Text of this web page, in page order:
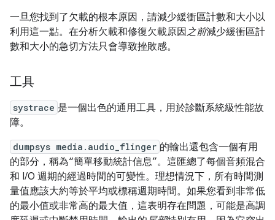
一旦您找到了欠載的根本原因，請減少緩衝區計數和大小以
利用這一點。在分析欠載和修復欠載原因之前減少緩衝區計
數和大小的急切方法只會導致挫敗感。
工具
systrace 是一個出色的通用工具，用於診斷系統級性能故
障。
dumpsys media.audio_flinger 的輸出還包含一個有用
的部分，稱為“簡單移動統計信息”。這匯總了每個音頻混合
和 I/O 週期的經過時間的可變性。理想情況下，所有時間測
量值應該大約等於平均或標稱週期時間。如果您看到非常低
的最小值或非常高的最大值，這表明存在問題，可能是高調